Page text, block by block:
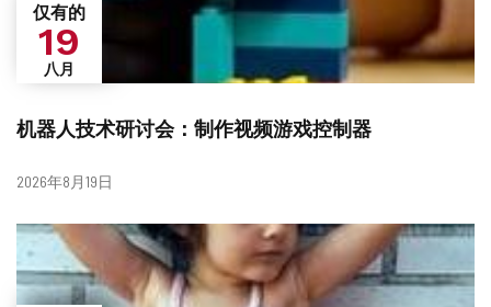
机器人技术研讨会：制作视频游戏控制器
仅有的
19
八月
日
2026年8月19日